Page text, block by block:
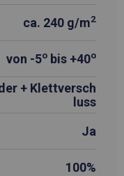
ca. 240 g/m2
von -5o bis +40o
+ Klettversch
luss
Ja
100%